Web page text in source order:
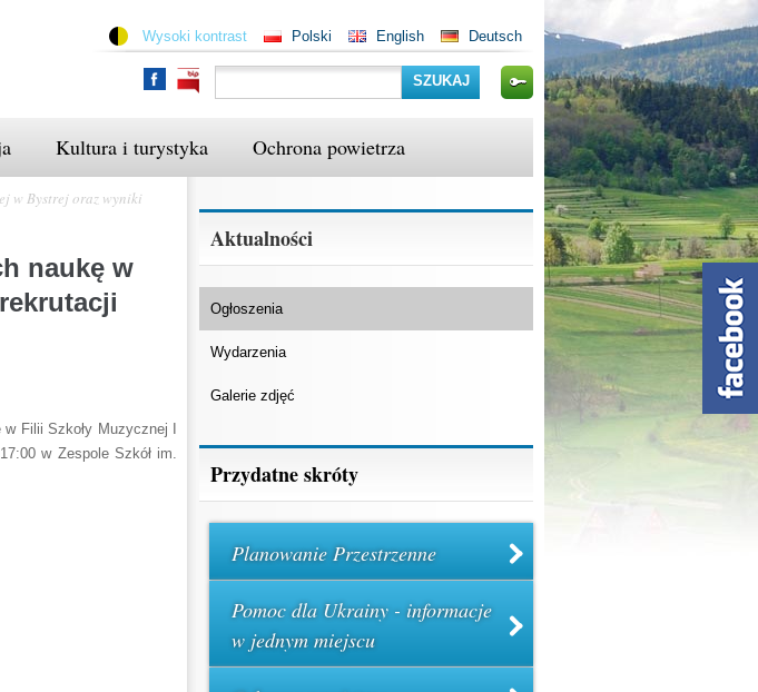
Polski English Deutsch
Wysoki kontrast
Szukaj
Kultura i turystyka Ochrona powietrza
w Bystrej oraz wyniki
naukę w
Filii Szkoły Muzycznej I
w Zespole Szkół im.
Aktualności
Ogłoszenia
Wydarzenia
Galerie zdjęć
Przydatne skróty
Planowanie Przestrzenne
Pomoc dla Ukrainy - informacje
w jednym miejscu